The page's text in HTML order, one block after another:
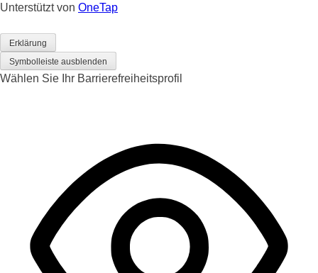
Unterstützt von OneTap
Erklärung
Symbolleiste ausblenden
Wählen Sie Ihr Barrierefreiheitsprofil